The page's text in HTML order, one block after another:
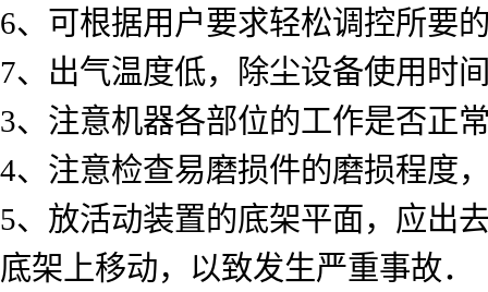
6、可根据用户要求轻松调控所要
7、出气温度低，除尘设备使用时
3、注意机器各部位的工作是否正
4、注意检查易磨损件的磨损程度
5、放活动装置的底架平面，应出
底架上移动，以致发生严重事故．